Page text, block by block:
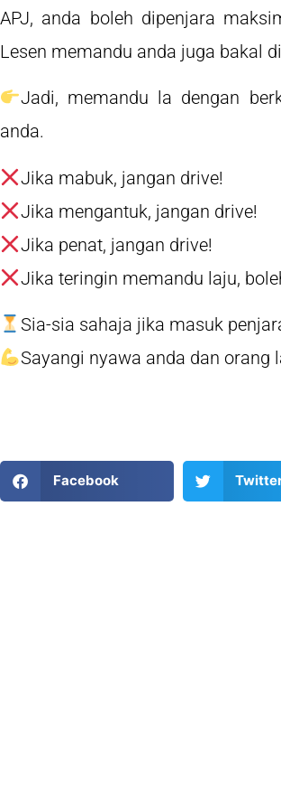
APJ, anda boleh dipenjara
Lesen memandu anda juga bakal
Jadi, memandu la dengan
anda.
Jika mabuk, jangan drive!
Jika mengantuk, jangan drive!
Jika penat, jangan drive!
Jika teringin memandu laju,
Sia-sia sahaja jika masuk
Sayangi nyawa anda dan orang
Facebook